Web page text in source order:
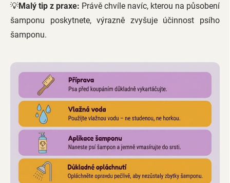
💡Malý tip z praxe: Právě chvíle navíc, kterou na působení
šamponu poskytnete, výrazně zvyšuje účinnost psího
šamponu.